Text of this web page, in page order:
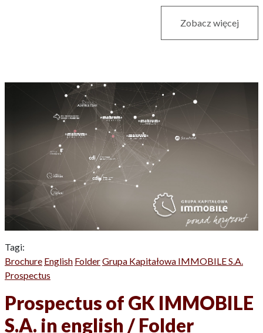
Zobacz więcej
Tagi:
Brochure English FolderGrupa Kapitałowa IMMOBILE S.A.
Prospectus
Prospectus of GK IMMOBILE
S.A. in english / Folder